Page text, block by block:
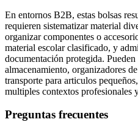
En entornos B2B, estas bolsas
requieren sistematizar material
organizar componentes o
material escolar clasificado, y
documentación protegida.
almacenamiento, organizadores
transporte para articulos
multiples contextos profesionales
Preguntas frecuentes